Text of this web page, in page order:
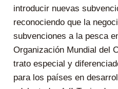
introducir nuevas
reconociendo que la
subvenciones a la pesca
Organización Mundial del
trato especial y
para los países en